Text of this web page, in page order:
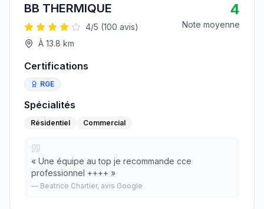
BB THERMIQUE
4/5 (100 avis)
À 13.8 km
4
Note moyenne
Certifications
RGE
Spécialités
Résidentiel Commercial
« Une équipe au top je recommande cce
professionnel ++++ »
— Beatrice Chartier, avis Google